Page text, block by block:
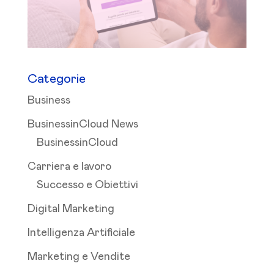
Categorie
Business
BusinessinCloud News
BusinessinCloud
Carriera e lavoro
Successo e Obiettivi
Digital Marketing
Intelligenza Artificiale
Marketing e Vendite